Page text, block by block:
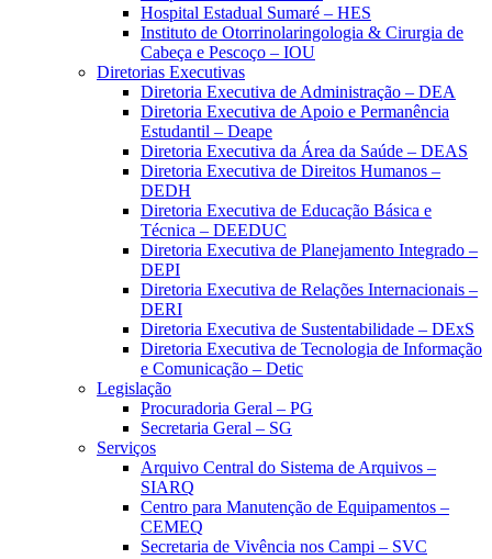
Hospital Estadual Sumaré – HES
Instituto de Otorrinolaringologia & Cirurgia de
Cabeça e Pescoço – IOU
Diretorias Executivas
Diretoria Executiva de Administração – DEA
Diretoria Executiva de Apoio e Permanência
Estudantil – Deape
Diretoria Executiva da Área da Saúde – DEAS
Diretoria Executiva de Direitos Humanos –
DEDH
Diretoria Executiva de Educação Básica e
Técnica – DEEDUC
Diretoria Executiva de Planejamento Integrado –
DEPI
Diretoria Executiva de Relações Internacionais –
DERI
Diretoria Executiva de Sustentabilidade – DExS
Diretoria Executiva de Tecnologia de Informação
e Comunicação – Detic
Legislação
Procuradoria Geral – PG
Secretaria Geral – SG
Serviços
Arquivo Central do Sistema de Arquivos –
SIARQ
Centro para Manutenção de Equipamentos –
CEMEQ
Secretaria de Vivência nos Campi – SVC